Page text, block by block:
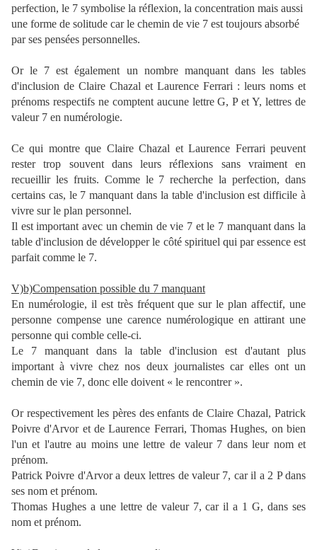
perfection, le 7 symbolise la réflexion, la concentration mais aussi
une forme de solitude car le chemin de vie 7 est toujours absorbé
par ses pensées personnelles.
Or le 7 est également un nombre manquant dans les tables
d'inclusion de Claire Chazal et Laurence Ferrari : leurs noms et
prénoms respectifs ne comptent aucune lettre G, P et Y, lettres de
valeur 7 en numérologie.
Ce qui montre que Claire Chazal et Laurence Ferrari peuvent
rester trop souvent dans leurs réflexions sans vraiment en
recueillir les fruits. Comme le 7 recherche la perfection, dans
certains cas, le 7 manquant dans la table d'inclusion est difficile à
vivre sur le plan personnel.
Il est important avec un chemin de vie 7 et le 7 manquant dans la
table d'inclusion de développer le côté spirituel qui par essence est
parfait comme le 7.
V)b)Compensation possible du 7 manquant
En numérologie, il est très fréquent que sur le plan affectif, une
personne compense une carence numérologique en attirant une
personne qui comble celle-ci.
Le 7 manquant dans la table d'inclusion est d'autant plus
important à vivre chez nos deux journalistes car elles ont un
chemin de vie 7, donc elle doivent « le rencontrer ».
Or respectivement les pères des enfants de Claire Chazal, Patrick
Poivre d'Arvor et de Laurence Ferrari, Thomas Hughes, on bien
l'un et l'autre au moins une lettre de valeur 7 dans leur nom et
prénom.
Patrick Poivre d'Arvor a deux lettres de valeur 7, car il a 2 P dans
ses nom et prénom.
Thomas Hughes a une lettre de valeur 7, car il a 1 G, dans ses
nom et prénom.